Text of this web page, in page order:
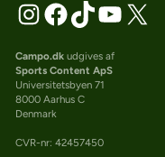
Campo.dkudgives af
Sports Content ApS
Universitetsbyen 71
8000 Aarhus C
Denmark
CVR-nr: 42457450